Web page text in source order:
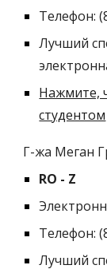
Телефон:
Лучший
Нажмите,
студентом
Г-жа Меган
RO - Z
Телефон:
Лучший